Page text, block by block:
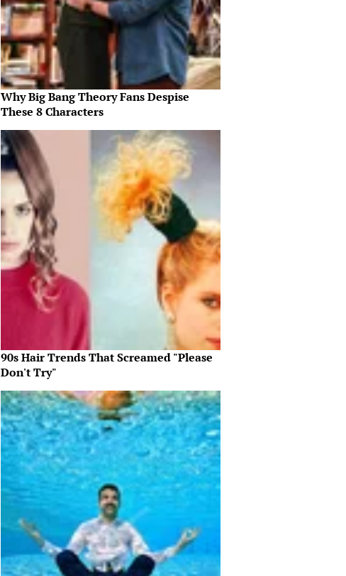
Why Big Bang Theory Fans Despise
These 8 Characters
90s Hair Trends That Screamed "Please
Don't Try"